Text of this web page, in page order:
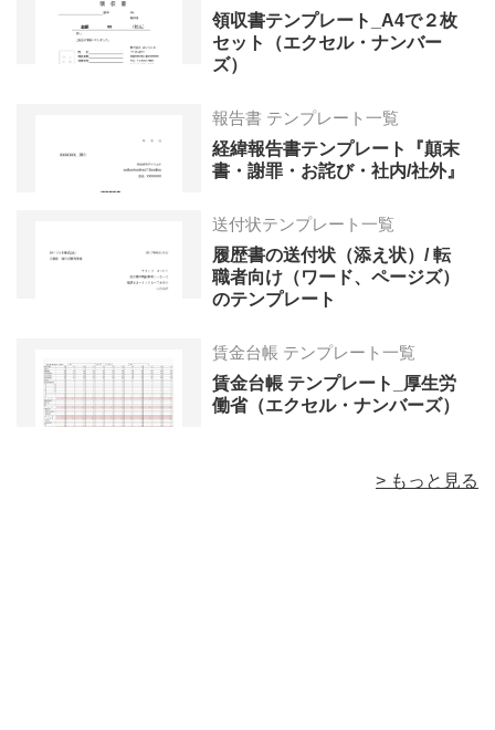
領収書テンプレート_A4で２枚
セット（エクセル・ナンバー
ズ）
報告書 テンプレート一覧
経緯報告書テンプレート『顛末
書・謝罪・お詫び・社内/社外』
送付状テンプレート一覧
履歴書の送付状（添え状）/ 転
職者向け（ワード、ページズ）
のテンプレート
賃金台帳 テンプレート一覧
賃金台帳 テンプレート_厚生労
働省（エクセル・ナンバーズ）
> もっと見る